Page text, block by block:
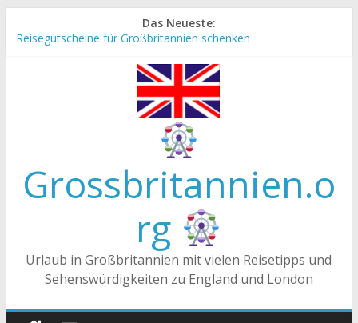
Inhalt
Das Neueste:
Reisegutscheine für Großbritannien schenken
Die Unterschiede zwischen Vereinigtes Königreich,
Großbritannien und England
Tea-Time – Was wird in Großbritannien getrunken?
Grossbritannien.o
rg
Urlaub in Großbritannien mit vielen Reisetipps und
Sehenswürdigkeiten zu England und London